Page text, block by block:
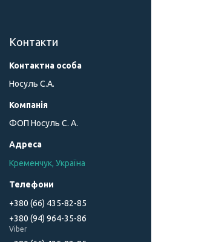
Контакти
Носуль С.А.
ФОП Носуль С. А.
Кременчук, Україна
+380 (66) 435-82-85
+380 (94) 964-35-86
Viber